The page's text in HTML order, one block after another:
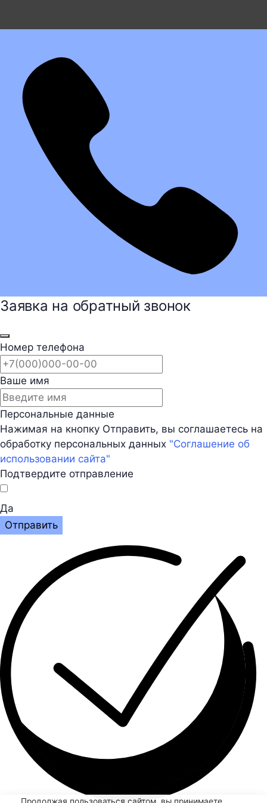
Заявка на обратный звонок
Номер телефона
Ваше имя
Персональные данные
Нажимая на кнопку Отправить, вы соглашаетесь на
обработку персональных данных "Соглашение об
использовании сайта"
Подтвердите отправление
Да
Отправить